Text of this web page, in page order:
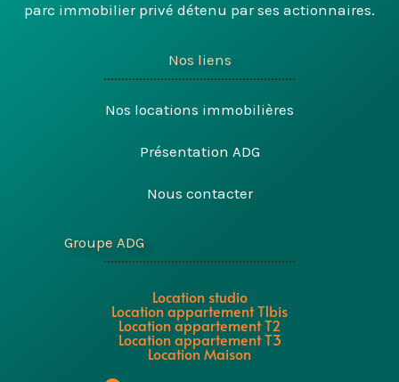
parc immobilier privé détenu par ses actionnaires.
Nos liens
Nos locations immobilières
Présentation ADG
Nous contacter
Groupe ADG
Location studio
Location appartement T1bis
Location appartement T2
Location appartement T3
Location Maison